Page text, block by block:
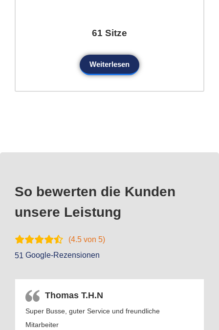
61 Sitze
Weiterlesen
So bewerten die Kunden
unsere Leistung
(4.5 von 5)
51 Google-Rezensionen
Thomas T.H.N
Super Busse, guter Service und freundliche
Mitarbeiter